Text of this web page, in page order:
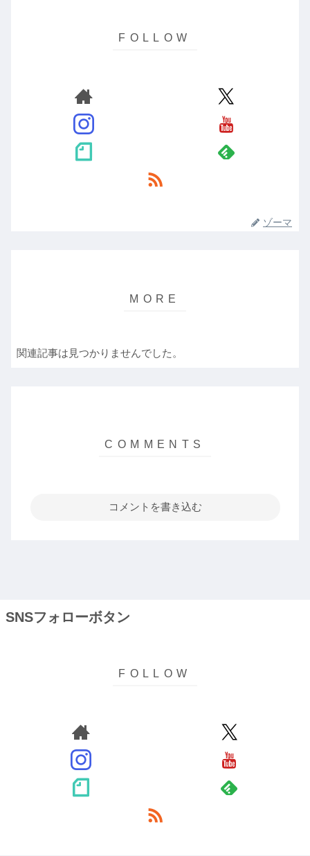
ゾーマ
関連記事は見つかりませんでした。
コメントを書き込む
SNSフォローボタン